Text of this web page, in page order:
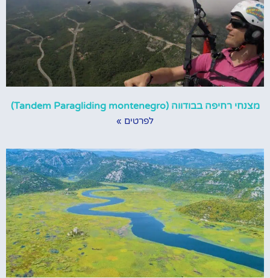
מצנחי רחיפה בבודווה (Tandem Paragliding montenegro)
לפרטים »